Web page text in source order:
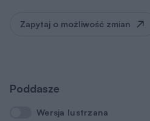
Zapytaj o możliwość zmian
Poddasze
Wersja lustrzana
Wersja lustrzana